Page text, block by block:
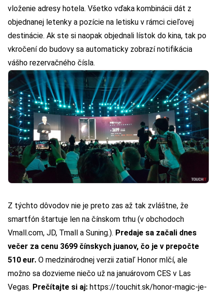
vloženie adresy hotela. Všetko vďaka kombinácii dát z
objednanej letenky a pozície na letisku v rámci cieľovej
destinácie. Ak ste si naopak objednali lístok do kina, tak po
vkročení do budovy sa automaticky zobrazí notifikácia
vášho rezervačného čísla.
Z týchto dôvodov nie je preto zas až tak zvláštne, že
smartfón štartuje len na čínskom trhu (v obchodoch
Vmall.com, JD, Tmall a Suning.). Predaje sa začali dnes
večer za cenu 3699 čínskych juanov, čo je v prepočte
510 eur. O medzinárodnej verzii zatiaľ Honor mlčí, ale
možno sa dozvieme niečo už na januárovom CES v Las
Vegas. Prečítajte si aj: https://touchit.sk/honor-magic-je-